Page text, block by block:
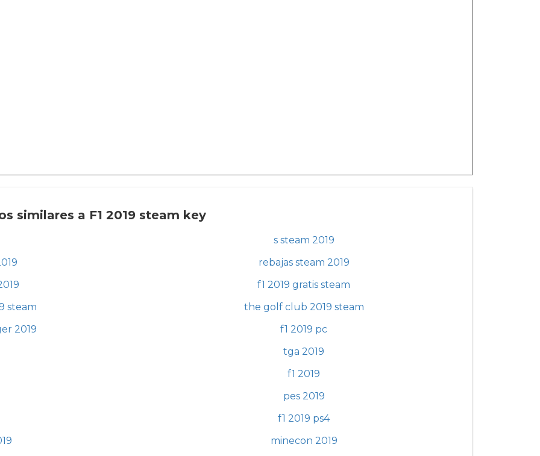
similares a F1 2019 steam key
s steam 2019
rebajas steam 2019
f1 2019 gratis steam
steam
the golf club 2019 steam
2019
f1 2019 pc
tga 2019
f1 2019
pes 2019
f1 2019 ps4
minecon 2019